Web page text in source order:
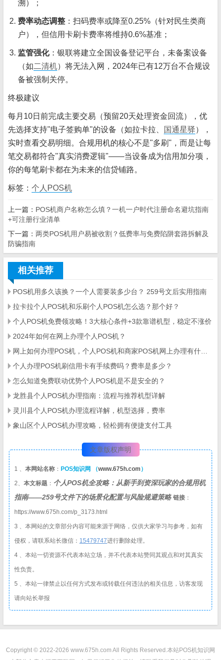
溯）；
费率动态调整 ：扫码费率或降至0.25%（针对民生类商
户），但信用卡刷卡费率将维持0.6%基准；
监管强化：银联将建立全国设备登记平台，未备案设备
（如二清机）将无法入网，2024年已有12万台不合规设
备被强制关停。
终极建议
每月10日前完成主要交易（预留20天处理资金回流），优
先选择支持"电子签购单"的设备（如拉卡拉、
国通星驿），
实时查看交易明细。合规用机的核心不是"多刷"，而是让每
笔交易都符合"真实消费逻辑"——当设备成为信用加分项，
你的每笔刷卡都在为未来的信贷铺路。
标签： 个人POS机
上一篇： POS机商户名称怎么填？一机一户时代注册命名避坑指南
+可注册行业清单
下一篇： 两类POS机用户易被收割？低费率与免费陷阱套路拆解及
防骗指南
相关推荐
POS机用多久该换？一个人需要装多少台？ 259号文后实用指南
拉卡拉个人POS机和乐刷个人POS机怎么选？那个好？
个人POS机免费领攻略！3大核心条件+3款靠谱机型，稳定不涨价
2024年如何在网上办理个人POS机？
网上如何办理POS机，个人POS机和商家POS机网上办理有什么不同
个人办理POS机刷信用卡有手续费吗？费率是多少？
怎么知道免费联动优势个人POS机是不是安全的？
龙胜县个人POS机办理指南：流程与推荐机型详解
灵川县个人POS机办理流程详解，机型选择，费率
象山区个人POS机办理攻略，轻松拥有便捷支付工具
文章版权声明
1 、 本网站名称 ： POS知识网 （www.675h.com ）
2、 本文标题 ： 个人POS机全攻略：从新手到资深玩家的合规用机
指南——259号文件下的场景化配置与风险规避策略 链接 ：
https://www.675h.com/p_3173.html
3 、本网站的文章部分内容可能来源于网络，仅供大家学习与参考，如有
侵权，请联系站长微信： 15479747进行删除处理。
4 、本站一切资源不代表本站立场，并不代表本站赞同其观点和对其真实
性负责。
5 、本站一律禁止以任何方式发布或转载任何违法的相关信息，访客发现
请向站长举报
Copyright © 2022-2026 www.675h.com All Rights Reserved.本站POS机知识网